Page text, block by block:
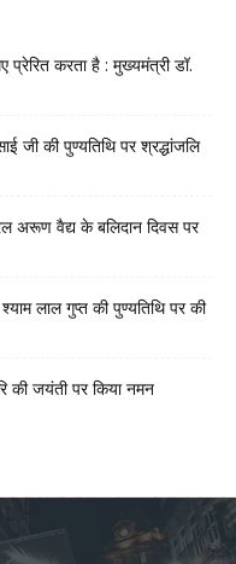
प्रेरित करता है : मुख्यमंत्री डॉ.
जी की पुण्यतिथि पर श्रद्धांजलि
अरूण वैद्य के बलिदान दिवस पर
लाल गुप्त की पुण्यतिथि पर की
की जयंती पर किया नमन